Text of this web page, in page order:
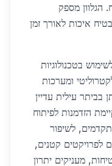
הגלוון מספק
איכות לאורך זמן
בטכנולוגיות
ומערכות
בביתר עילית עדיין
הזדמנות לפיתוח
לשיפור
לפרויקטים קטנים,
מעניקים יתרון